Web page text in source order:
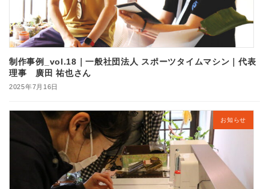
制作事例_vol.18｜一般社団法人 スポーツタイムマシン｜代表
理事 廣田 祐也さん
2025年7月16日
お知らせ